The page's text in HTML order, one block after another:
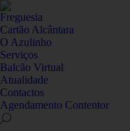
Freguesia
Cartão Alcântara
O Azulinho
Serviços
Balcão Virtual
Atualidade
Contactos
Agendamento Contentor